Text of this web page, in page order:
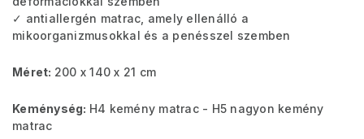
✓ antiallergén matrac, amely ellenálló a
mikoorganizmusokkal és a penésszel szemben
Méret: 200 x 140 x 21 cm
Keménység: H4 kemény matrac - H5 nagyon kemény
matrac